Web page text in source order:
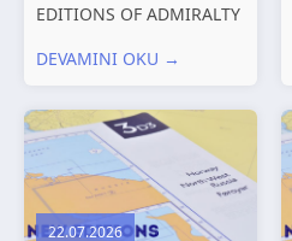
EDITIONS OF ADMIRALTY
PUBLICATIONS New
Charts published 13
August 2026 Chart
Title, limits
and other remarks
319
DEVAMINI OKU →
22.07.2026